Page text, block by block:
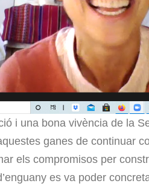
i una bona vivència de la
ganes de continuar
els compromisos per
es va poder